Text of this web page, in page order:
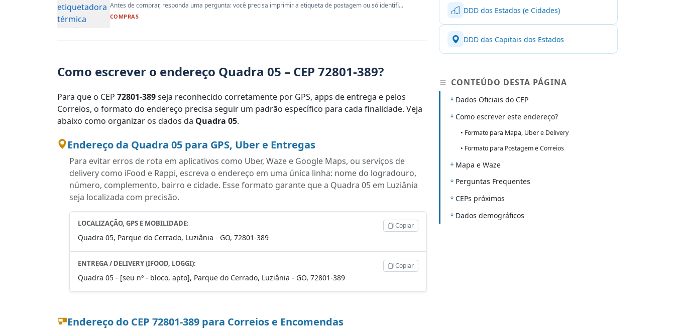
Antes de comprar, responda uma pergunta: você precisa imprimir a etiqueta de postagem ou só identifi...
COMPRAS
Como escrever o endereço Quadra 05 – CEP 72801-389?
Para que o CEP 72801-389seja reconhecido corretamente por GPS, apps de entrega e pelos
Correios, o formato do endereço precisa seguir um padrão específico para cada finalidade. Veja
abaixo como organizar os dados da Quadra 05.
Endereço da Quadra 05 para GPS, Uber e Entregas
Para evitar erros de rota em aplicativos como Uber, Waze e Google Maps, ou serviços de
delivery como iFood e Rappi, escreva o endereço em uma única linha: nome do logradouro,
número, complemento, bairro e cidade. Esse formato garante que a Quadra 05 em Luziânia
seja localizada com precisão.
LOCALIZAÇÃO, GPS E MOBILIDADE:
Quadra 05, Parque do Cerrado, Luziânia - GO, 72801-389
Copiar
ENTREGA / DELIVERY (IFOOD, LOGGI):
Quadra 05 - [seu nº - bloco, apto], Parque do Cerrado, Luziânia - GO, 72801-389
Copiar
Endereço do CEP 72801-389 para Correios e Encomendas
DDD dos Estados (e Cidades)
DDD das Capitais dos Estados
CONTEÚDO DESTA PÁGINA
Dados Oficiais do CEP
Como escrever este endereço?
• Formato para Mapa, Uber e Delivery
• Formato para Postagem e Correios
Mapa e Waze
Perguntas Frequentes
CEPs próximos
Dados demográficos